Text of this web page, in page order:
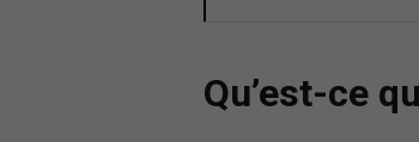
Qu’est-ce